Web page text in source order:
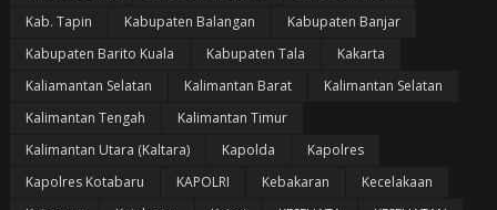
Kab. Tapin
Kabupaten Balangan
Kabupaten Banjar
Kabupaten Barito Kuala
Kabupaten Tala
Kakarta
Kaliamantan Selatan
Kalimantan Barat
Kalimantan Selatan
Kalimantan Tengah
Kalimantan Timur
Kalimantan Utara (Kaltara)
Kapolda
Kapolres
Kapolres Kotabaru
KAPOLRI Kebakaran
Kecelakaan